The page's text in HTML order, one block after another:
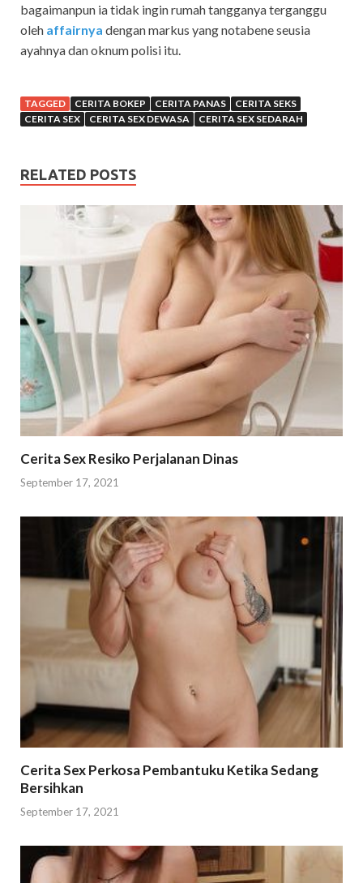
bagaimanpun ia tidak ingin rumah tangganya terganggu
oleh affairnya dengan markus yang notabene seusia
ayahnya dan oknum polisi itu.
TAGGED CERITA BOKEP CERITA PANAS
CERITA SEKS
CERITA SEX
CERITA SEX DEWASA CERITA SEX SEDARAH
RELATED POSTS
Cerita Sex Resiko Perjalanan Dinas
September 17, 2021
Cerita Sex Perkosa Pembantuku Ketika Sedang
Bersihkan
September 17, 2021